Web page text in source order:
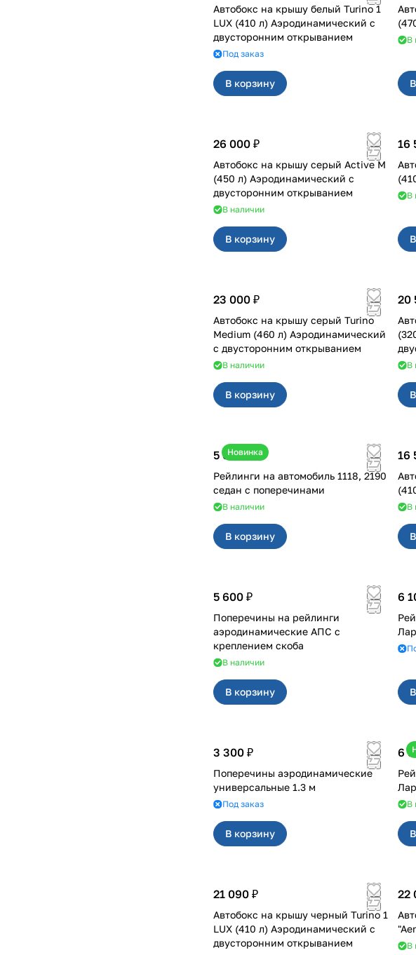
Автобокс на крышу белый Turino 1
LUX (410 л) Аэродинамический с
двусторонним открыванием
Под заказ
В корзину
В
26 000 ₽
Автобокс на крышу серый Active M
(450 л) Аэродинамический с
двусторонним открыванием
В наличии
В корзину
16
В
23 000 ₽
Автобокс на крышу серый Turino
Medium (460 л) Аэродинамический
с двусторонним открыванием
В наличии
В корзину
20
В
Новинка
5 600 ₽
Рейлинги на автомобиль 1118, 2190
седан с поперечинами
В наличии
В корзину
16
В
5 600 ₽
Поперечины на рейлинги
аэродинамические АПС с
креплением скоба
В наличии
В корзину
6
3 300 ₽
Поперечины аэродинамические
универсальные 1.3 м
Под заказ
В корзину
6
В
21 090 ₽
Автобокс на крышу черный Turino 1
LUX (410 л) Аэродинамический с
двусторонним открыванием
22
В